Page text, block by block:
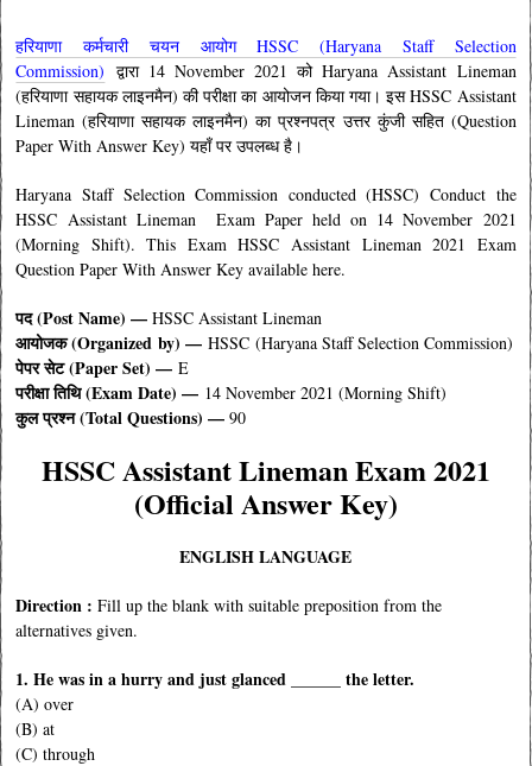
हरियाणा कर्मचारी चयन आयोग HSSC (Haryana Staff Selection
Commission) द्वारा 14 November 2021 को Haryana Assistant Lineman
(हरियाणा सहायक लाइनमैन) की परीक्षा का आयोजन किया गया। इस HSSC Assistant
Lineman (हरियाणा सहायक लाइनमैन) का प्रश्नपत्र उत्तर कुंजी सहित (Question
Paper With Answer Key) यहाँ पर उपलब्ध है।
Haryana Staff Selection Commission conducted (HSSC) Conduct the
HSSC Assistant Lineman Exam Paper held on 14 November 2021
(Morning Shift). This Exam HSSCAssistant Lineman2021 Exam
Question Paper With Answer Key available here.
पद (Post Name) — HSSCAssistant Lineman
आयोजक (Organized by) — HSSC (Haryana Staff Selection Commission)
पेपर सेट (Paper Set) —E
परीक्षा तिथि (Exam Date) — 14 November 2021 (Morning Shift)
कुल प्रश्न (Total Questions) — 90
HSSCAssistant LinemanExam 2021
(Official Answer Key)
ENGLISH LANGUAGE
Direction : Fill up the blank with suitable preposition from the
alternatives given.
1. He was in a hurry and just glanced ______ the letter.
(A) over
(B) at
(C) through